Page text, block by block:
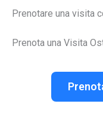
Prenotare una visita
Prenota una Visita